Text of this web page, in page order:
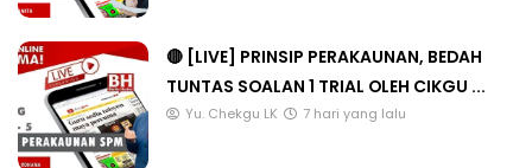
🔴 [LIVE] PRINSIP PERAKAUNAN, BEDAH
TUNTAS SOALAN 1 TRIAL OLEH CIKGU ...
Yu. Chekgu LK 7 hari yang lalu